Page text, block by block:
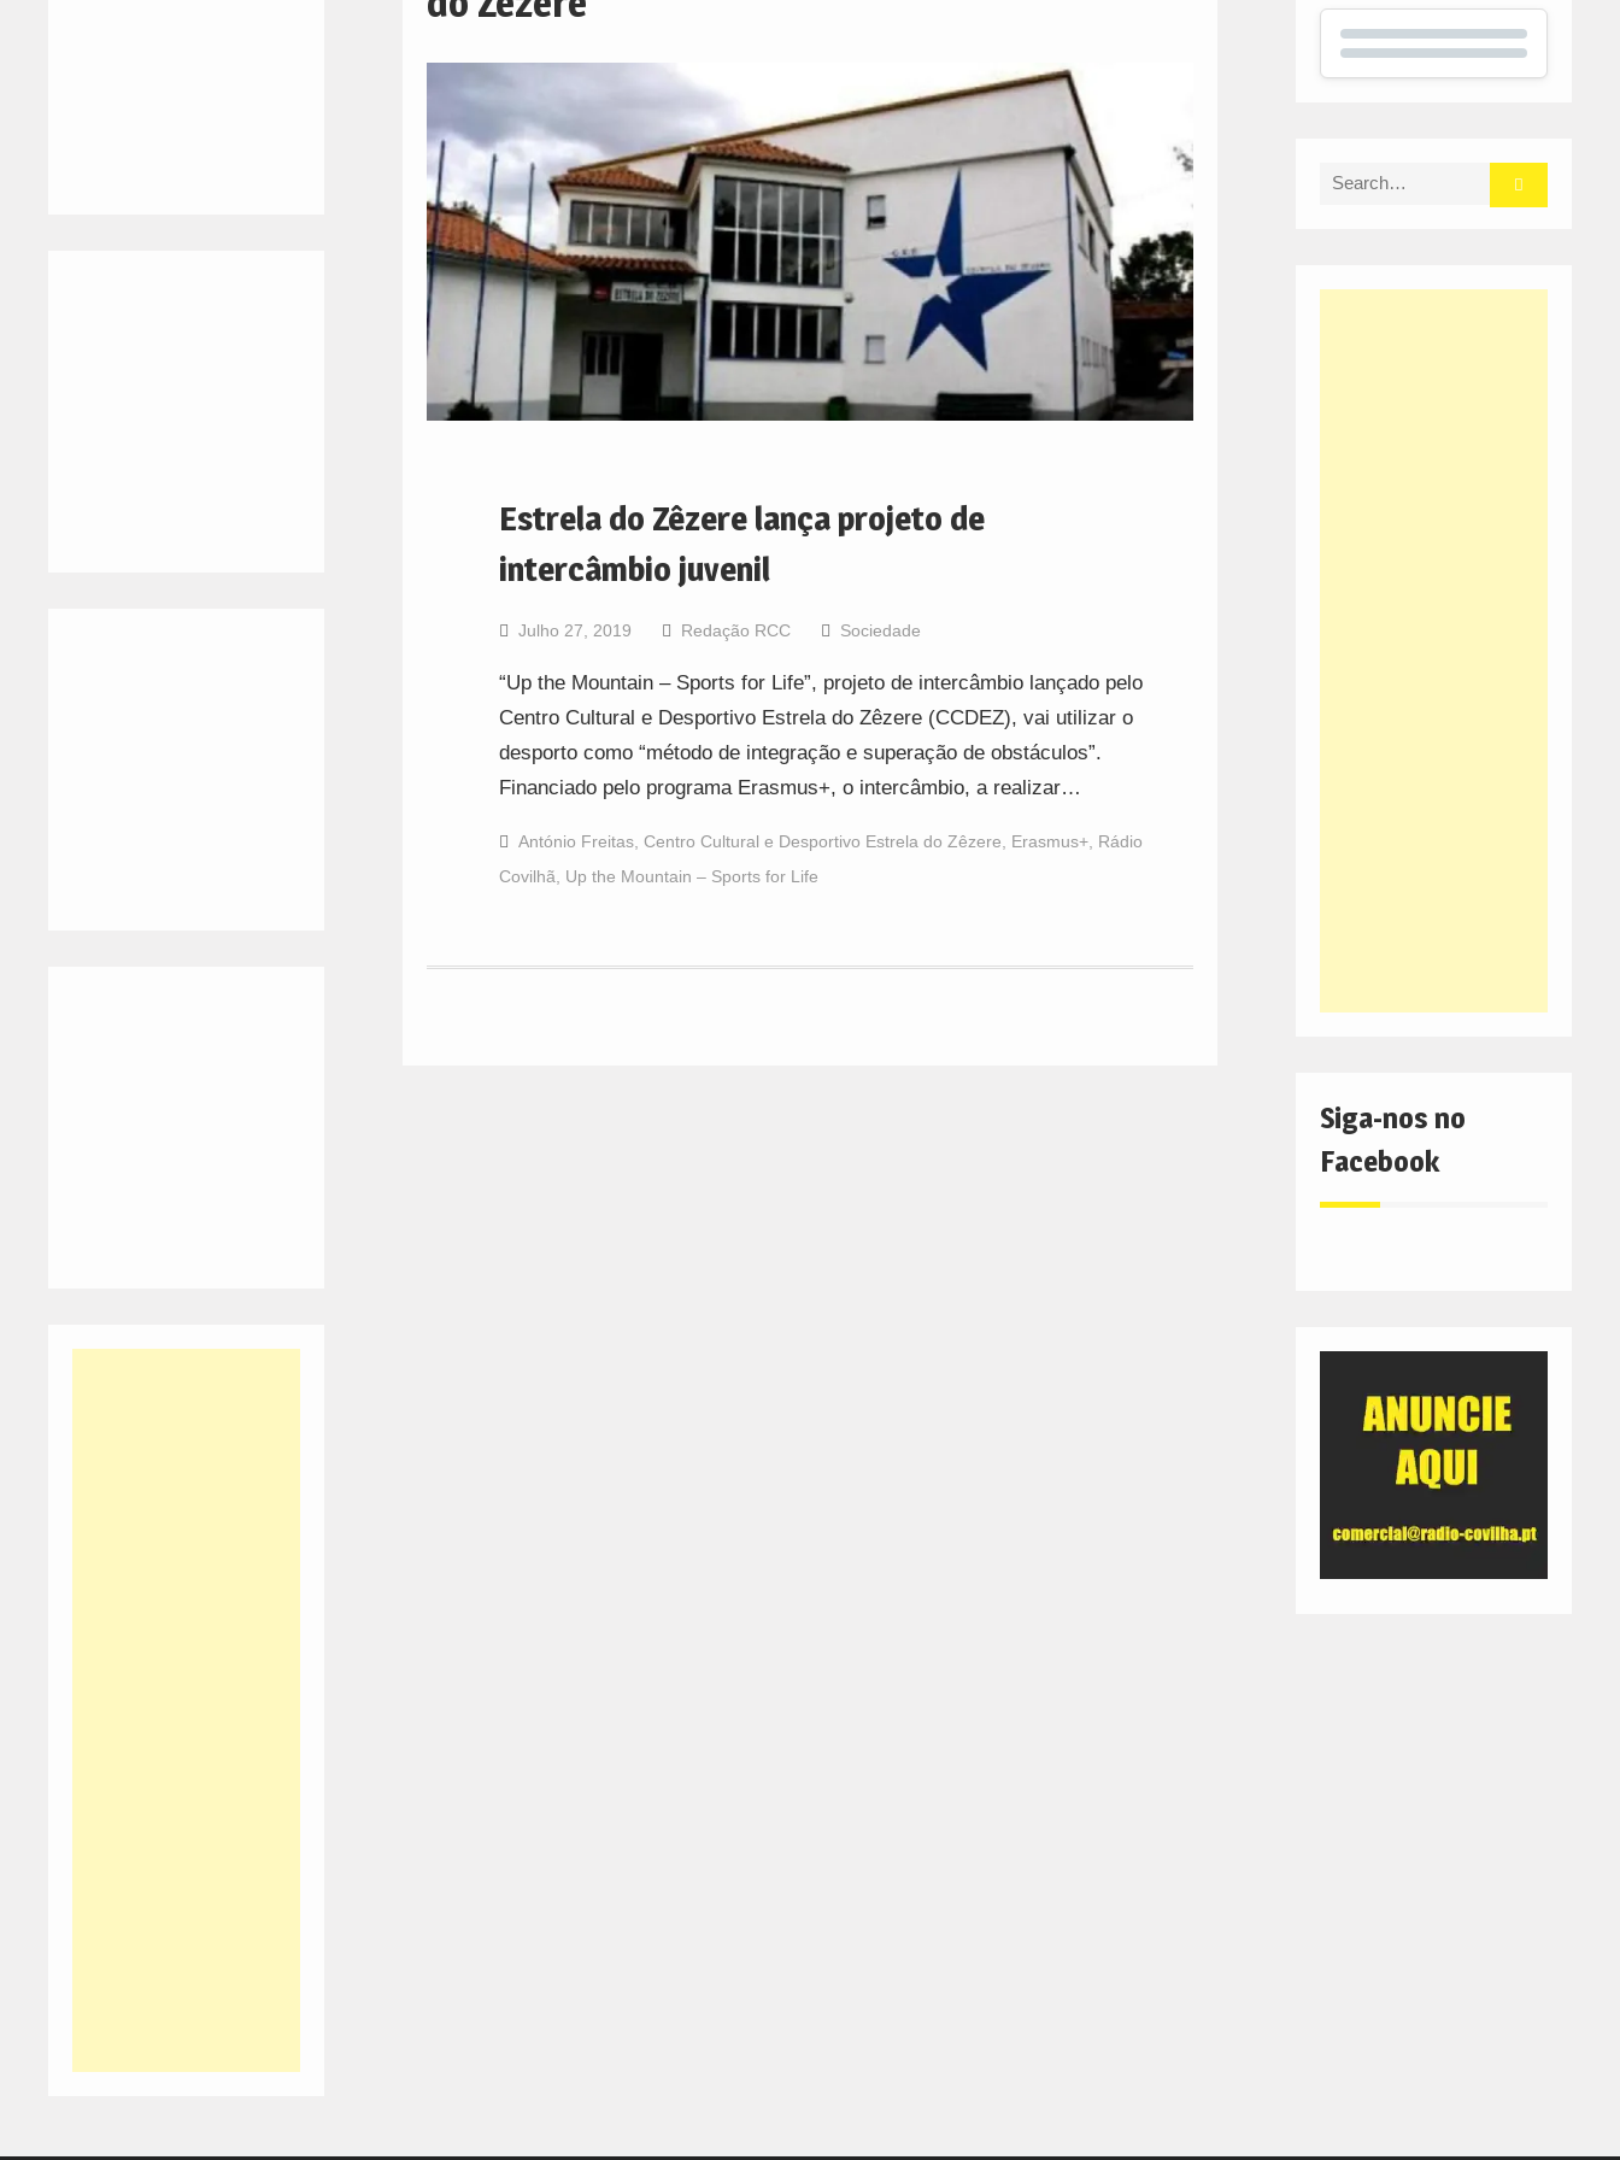
Estrela do Zêzere lança projeto de
intercâmbio juvenil
Julho 27, 2019 Redação RCC Sociedade
“Up the Mountain – Sports for Life”, projeto de intercâmbio lançado pelo
Centro Cultural e Desportivo Estrela do Zêzere (CCDEZ), vai utilizar o
desporto como “método de integração e superação de obstáculos”.
Financiado pelo programa Erasmus+, o intercâmbio, a realizar…
António Freitas, Centro Cultural e Desportivo Estrela do Zêzere Erasmus+, Rádio
Covilhã
Up the Mountain – Sports for Life
Search
Siga-nos no
Facebook